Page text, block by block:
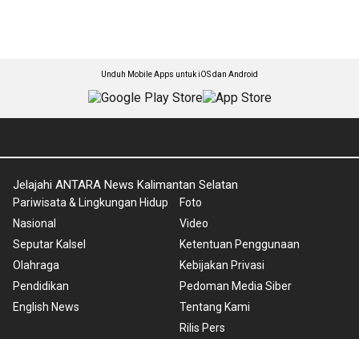
Unduh Mobile Apps untuk iOS dan Android
Jelajahi ANTARA News Kalimantan Selatan
Pariwisata & Lingkungan Hidup
Nasional
Seputar Kalsel
Olahraga
Pendidikan
English News
Foto
Video
Ketentuan Penggunaan
Kebijakan Privasi
Pedoman Media Siber
Tentang Kami
Rilis Pers